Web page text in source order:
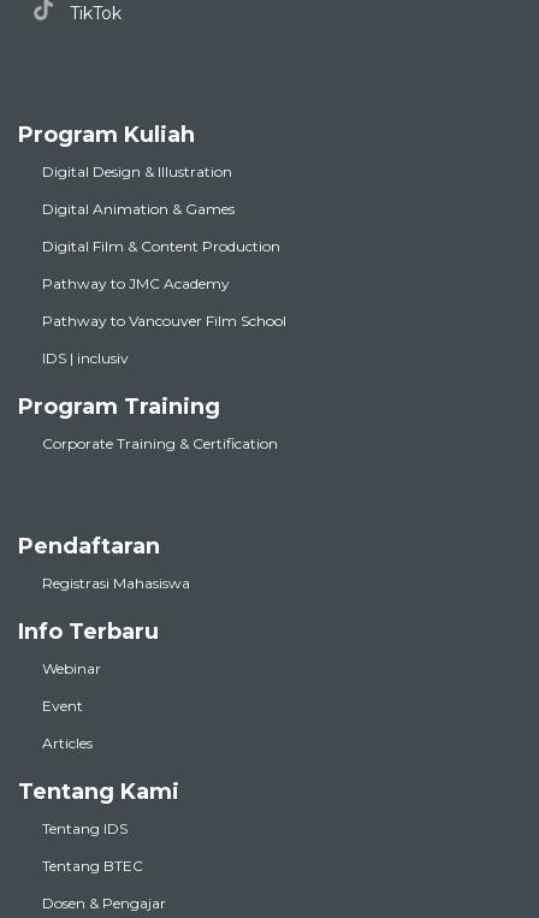
TikTok
Program Kuliah
Digital Design & Illustration
Digital Animation & Games
Digital Film & Content Production
Pathway to JMC Academy
Pathway to Vancouver Film School
IDS | inclusiv
Program Training
Corporate Training & Certification
Pendaftaran
Registrasi Mahasiswa
Info Terbaru
Webinar
Event
Articles
Tentang Kami
Tentang IDS
Tentang BTEC
Dosen & Pengajar